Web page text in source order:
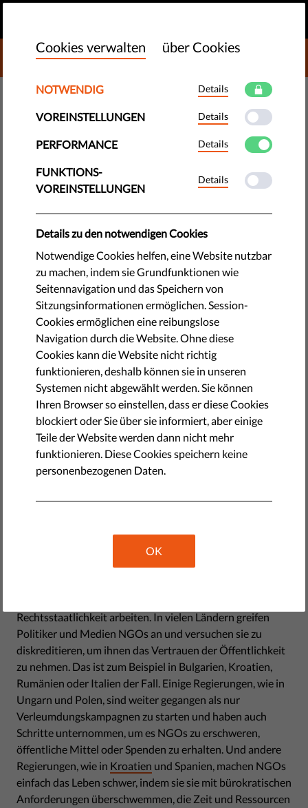
DONATE TO LIBERTIES
DEMOKRATIE & GERECHTIGKEIT
Die Freiheit der NGOs - Warum
wir unsere Beschützer schützen
müssen
Unabhängige NGOs sind für unsere Demokratien ebenso
wichtig wie die freie Presse oder unabhängige Gerichte. Aber
bringen. Um die Grundfreiheiten zu schützen, musst du die
Organisationen schützen, di
by Israel Butler
Juli 18, 2017
NGO, (auf deutsch manchmal auch NRO), steht für
Nichtregierungsorganisationen. In der Regel bezieht sich
der Begriff NGO auf eine Organisation, die unabhängig
von der Regierung und kein gewinnorientiertes
Unternehmen ist und im Dienste der Interessen der
Allgemeinheit arbeitet. Andere Begriffe die verwendet
werden, um sich auf NGOs zu beziehen, sind z.B.
"gemeinnützige" oder "zivilgesellschaftliche" Organisation.
Leider machen es viele Regierungen NGOs, die an
durchzuführen. Die Regierungen tendieren dazu, NGOs
anzugreifen, die an Themen wie Umweltschutz,
Korruptionsbekämpfung, Gleichstellung von Frauen,
Rechtsstaatlichkeit arbeiten. In vielen Ländern greifen
Politiker und Medien NGOs an und versuchen sie zu
diskreditieren, um ihnen das Vertrauen der Öffentlichkeit
zu nehmen. Das ist zum Beispiel in Bulgarien, Kroatien,
Rumänien oder Italien der Fall. Einige Regierungen, wie in
Ungarn und Polen, sind weiter gegangen als nur
Verleumdungskampagnen zu starten und haben auch
Schritte unternommen, um es NGOs zu erschweren,
öffentliche Mittel oder Spenden zu erhalten. Und andere
Regierungen, wie in Kroatien und Spanien, machen NGOs
einfach das Leben schwer, indem sie sie mit bürokratischen
Anforderungen überschwemmen, die Zeit und Ressourcen
Cookies verwalten über Cookies
NOTWENDIG Details
VOREINSTELLUNGEN Details
PERFORMANCE Details
FUNKTIONS-
VOREINSTELLUNGEN
Details
Details zu den notwendigen Cookies
Notwendige Cookies helfen, eine Website nutzbar
zu machen, indem sie Grundfunktionen wie
Seitennavigation und das Speichern von
Sitzungsinformationen ermöglichen. Session-
Cookies ermöglichen eine reibungslose
Navigation durch die Website. Ohne diese
Cookies kann die Website nicht richtig
funktionieren, deshalb können sie in unseren
Systemen nicht abgewählt werden. Sie können
Ihren Browser so einstellen, dass er diese Cookies
blockiert oder Sie über sie informiert, aber einige
Teile der Website werden dann nicht mehr
funktionieren. Diese Cookies speichern keine
personenbezogenen Daten.
OK